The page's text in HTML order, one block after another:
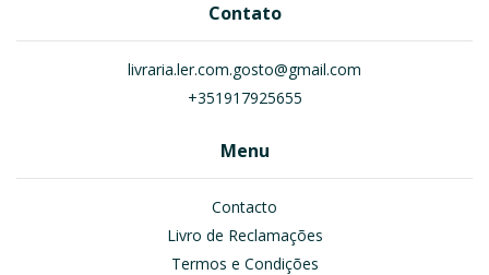
Contato
livraria.ler.com.gosto@gmail.com
+351917925655
Menu
Contacto
Livro de Reclamações
Termos e Condições